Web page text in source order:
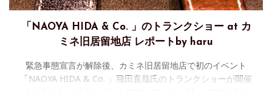
「NAOYA HIDA & Co. 」のトランクショー at カ
ミネ旧居留地店 レポートby haru
緊急事態宣言が解除後、カミネ旧居留地店で初のイベント
「NAOYA HIDA & Co. 」飛田直哉氏のトランクショーが開催